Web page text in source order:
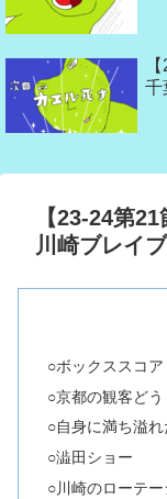
千
【23-24第
川崎ブレイ
○ボックススコア
○京都の観客どう
○自身に満ち溢
○澁田ショー
○川崎のローテ